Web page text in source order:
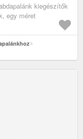
kiegészítők
egy méret